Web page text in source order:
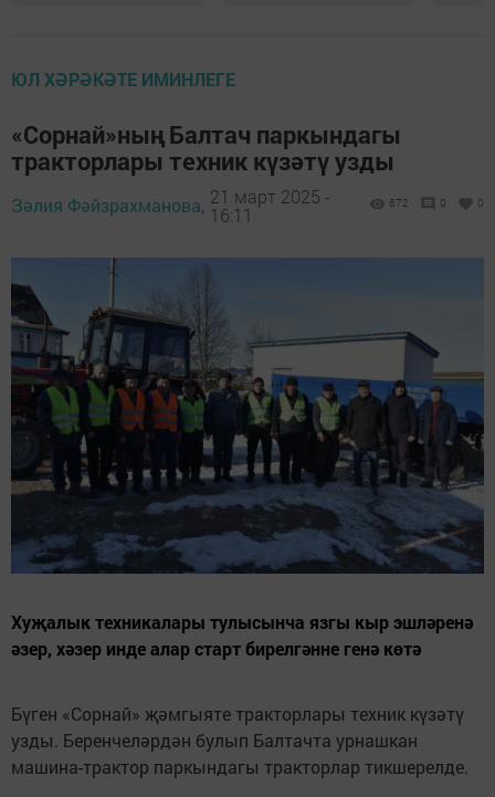
ЮЛ ХӘРӘКӘТЕ ИМИНЛЕГЕ
«Сорнай»ның Балтач паркындагы
тракторлары техник күзәтү узды
Зәлия Фәйзрахманова, 21 март 2025 -
16:11
672 0 0
Хуҗалык техникалары тулысынча язгы кыр эшләренә
әзер, хәзер инде алар старт бирелгәнне генә көтә
Бүген «Сорнай» җәмгыяте тракторлары техник күзәтү
узды. Беренчеләрдән булып Балтачта урнашкан
машина-трактор паркындагы тракторлар тикшерелде.